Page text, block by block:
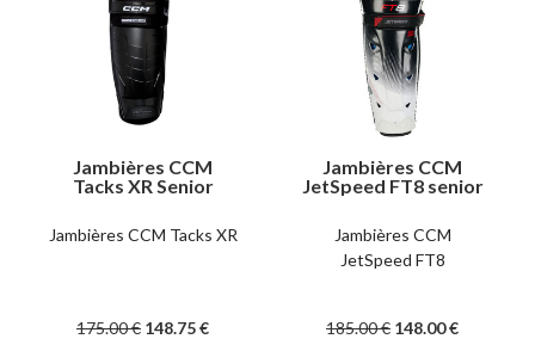
Jambières CCM
Tacks XR Senior
Jambières CCM Tacks XR
175.00€ 148.75€
Jambières CCM
JetSpeed FT8 senior
Jambières CCM
JetSpeed FT8
185.00€ 148.00€